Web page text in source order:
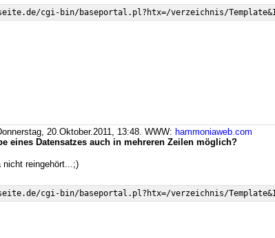
20.Oktober.2011, 13:48. WWW: hammoniaweb.com
eines Datensatzes auch in mehreren Zeilen möglich?
nicht reingehört...;)